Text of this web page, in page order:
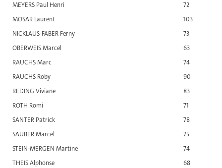
MEYERS Paul Henri
72
MOSAR Laurent
103
NICKLAUS-FABER Ferny
73
OBERWEIS Marcel
63
RAUCHS Marc
74
RAUCHS Roby
90
REDING Viviane
83
ROTH Romi
71
SANTER Patrick
78
SAUBER Marcel
75
STEIN-MERGEN Martine
74
THEIS Alphonse
68